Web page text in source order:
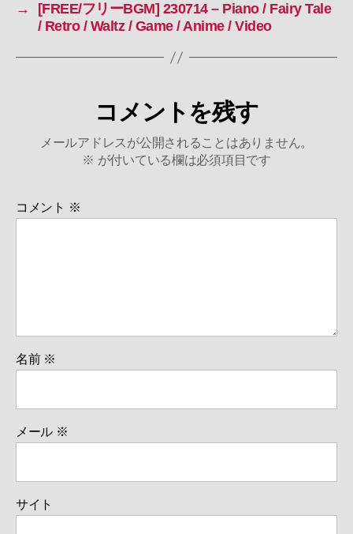
→
[FREE/フリーBGM] 230714 – Piano / Fairy Tale
/ Retro / Waltz / Game / Anime / Video
コメントを残す
メールアドレスが公開されることはありません。
※ が付いている欄は必須項目です
コメント ※
名前 ※
メール ※
サイト